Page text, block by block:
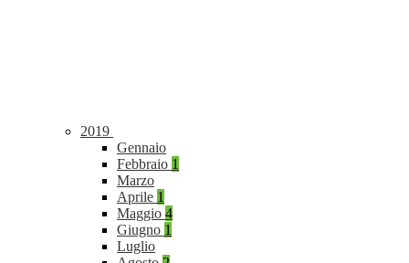
2019
Gennaio
Febbraio 1
Marzo
Aprile 1
Maggio 4
Giugno 1
Luglio